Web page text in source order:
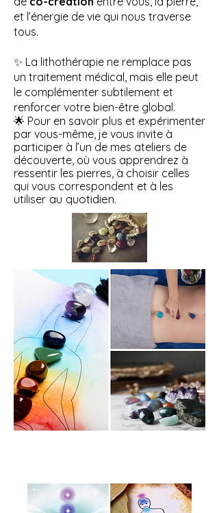
et l’énergie de vie qui nous traverse
tous.
✨ La lithothérapie ne remplace pas
un traitement médical, mais elle peut
le complémenter subtilement et
renforcer votre bien-être global.
🌟 Pour en savoir plus et expérimenter
par vous-même, je vous invite à
participer à l’un de mes ateliers de
découverte, où vous apprendrez à
ressentir les pierres, à choisir celles
qui vous correspondent et à les
utiliser au quotidien.